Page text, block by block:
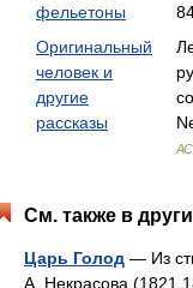
фельетоны
Оригинальный
человек и
другие
рассказы
См. также в
Царь Голод — Из
А. Некрасова (1821